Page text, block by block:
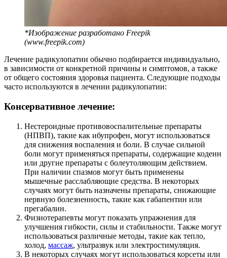
*Изображение разработано Freepik
(www.freepik.com)
Лечение радикулопатии обычно подбирается индивидуально,
в зависимости от конкретной причины и симптомов, а также
от общего состояния здоровья пациента. Следующие подходы
часто используются в лечении радикулопатии:
Консервативное лечение:
Нестероидные противовоспалительные препараты
(НПВП), такие как ибупрофен, могут использоваться
для снижения воспаления и боли. В случае сильной
боли могут применяться препараты, содержащие кодеин
или другие препараты с болеутоляющим действием.
При наличии спазмов могут быть применены
мышечные расслабляющие средства. В некоторых
случаях могут быть назначены препараты, снижающие
нервную болезненность, такие как габапентин или
прегабалин.
Физиотерапевты могут показать упражнения для
улучшения гибкости, силы и стабильности. Также могут
использоваться различные методы, такие как тепло,
холод, массаж, ультразвук или электростимуляция.
В некоторых случаях могут использоваться корсеты или